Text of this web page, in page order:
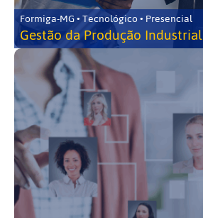
Formiga-MG • Tecnológico • Presencial
Gestão da Produção Industrial